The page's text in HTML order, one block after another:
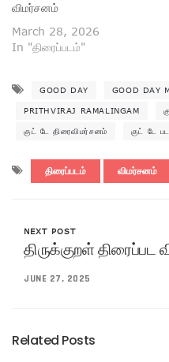
விமர்சனம்
March 28, 2026
In "திரைப்படம்"
GOOD DAY GOOD DAY
PRITHVIRAJ RAMALINGAM
குட் டே திரைவிமர்சனம் குட் டே
திரைப்படம் விமர்சனம்
NEXT POST
திருக்குறள் திரைப்பட
JUNE 27, 2025
Related Posts